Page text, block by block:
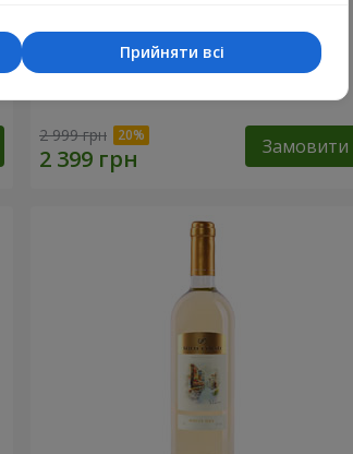
2 999 грн Замовити
Прийняти всі